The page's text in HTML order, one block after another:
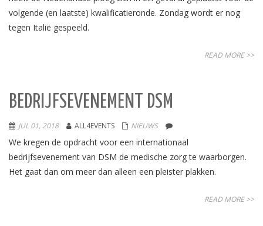
volgende (en laatste) kwalificatieronde. Zondag wordt er nog
tegen Italië gespeeld.
READ MORE >>
BEDRIJFSEVENEMENT DSM
JUL 01, 2018 ALL4EVENTS NIEUWS
We kregen de opdracht voor een internationaal
bedrijfsevenement van DSM de medische zorg te waarborgen.
Het gaat dan om meer dan alleen een pleister plakken.
READ MORE >>